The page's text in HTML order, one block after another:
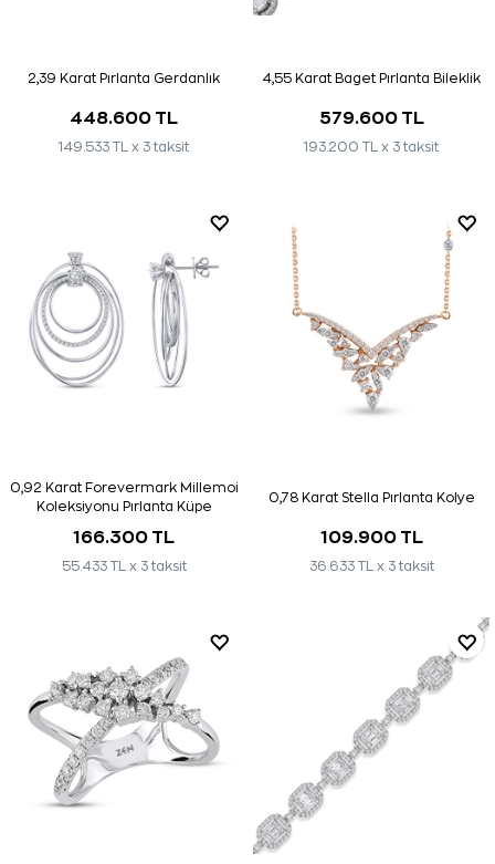
2,39 Karat Pırlanta Gerdanlık
448.600 TL
149.533 TL x 3 taksit
4,55 Karat Baget Pırlanta Bileklik
579.600 TL
193.200 TL x 3 taksit
0,92 Karat Forevermark Millemoi
Koleksiyonu Pırlanta Küpe
166.300 TL
55.433 TL x 3 taksit
0,78 Karat Stella Pırlanta Kolye
109.900 TL
36.633 TL x 3 taksit